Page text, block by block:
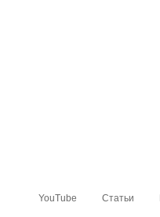
YouTube Статьи